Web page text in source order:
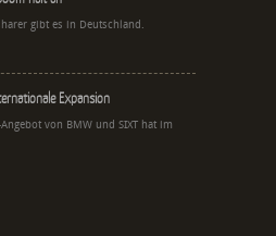
gibt es in Deutschland.
Expansion
von BMW und SIXT hat im